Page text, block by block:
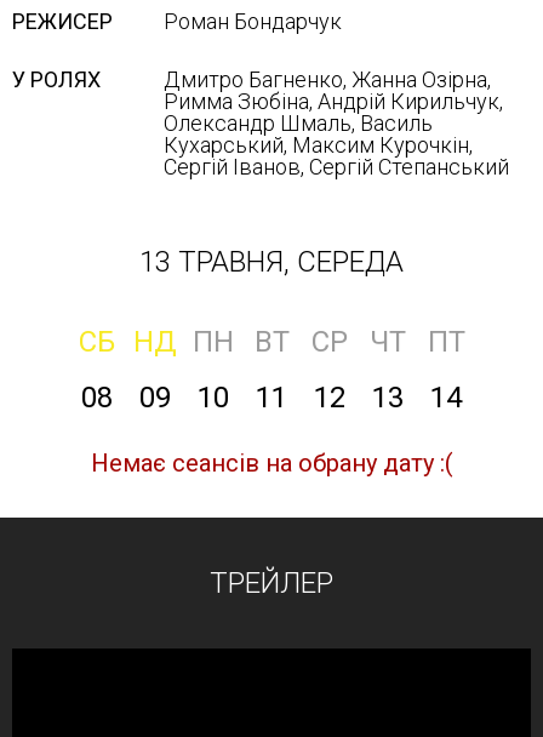
РЕЖИСЕР Роман Бондарчук
У РОЛЯХ
Дмитро Багненко, Жанна Озірна,
Римма Зюбіна, Андрій Кирильчук,
Олександр Шмаль, Василь
Кухарський, Максим Курочкін,
Сергій Іванов, Сергій Степанський
13 ТРАВНЯ, СЕРЕДА
СБ НД ПН ВТ СР ЧТ
ПТ
08
09 10 11 12 13 14
Немає сеансів на обрану дату :(
ТРЕЙЛЕР